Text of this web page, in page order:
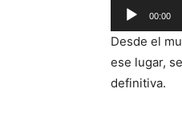
Reproductor
de
audio
00:00
Desde el
ese lugar,
definitiva.